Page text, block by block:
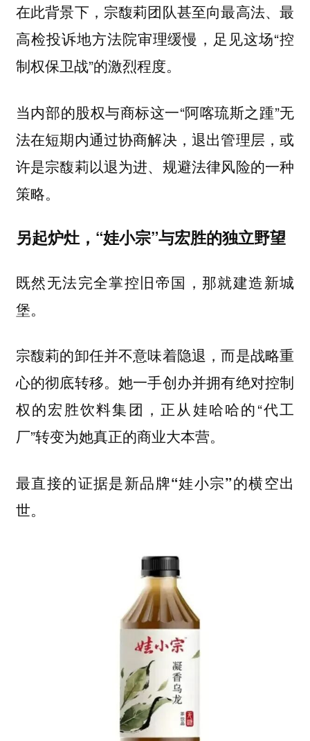
在此背景下，宗馥莉团队甚至向最高法、最
高检投诉地方法院审理缓慢，足见这场“控
制权保卫战”的激烈程度。
当内部的股权与商标这一“阿喀琉斯之踵”无
法在短期内通过协商解决，退出管理层，或
许是宗馥莉以退为进、规避法律风险的一种
策略。
另起炉灶，“娃小宗”与宏胜的独立野望
既然无法完全掌控旧帝国，那就建造新城
堡。
宗馥莉的卸任并不意味着隐退，而是战略重
心的彻底转移。她一手创办并拥有绝对控制
权的宏胜饮料集团 ，正从娃哈哈的“代工
厂”转变为她真正的商业大本营。
最直接的证据是新品牌“娃小宗”的横空出
世。